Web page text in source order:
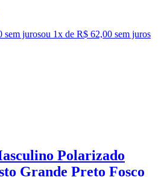
sem jurosou 1x de R$ 62,00 sem juros
Polarizado
Grande Preto Fosco